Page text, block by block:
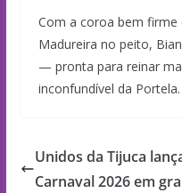
Com a coroa bem firme
Madureira no peito,
— pronta para reinar
inconfundível da Portela.
Unidos da Tijuca
Carnaval 2026 em